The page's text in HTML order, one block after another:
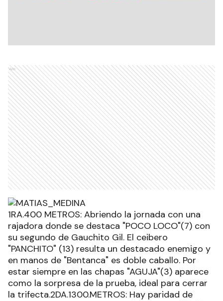
Ads
1RA.400 METROS: Abriendo la jornada con una
rajadora donde se destaca "POCO LOCO"(7) con
su segundo de Gauchito Gil. El ceibero
"PANCHITO" (13) resulta un destacado enemigo y
en manos de "Bentanca" es doble caballo. Por
estar siempre en las chapas "AGUJA"(3) aparece
como la sorpresa de la prueba, ideal para cerrar
la trifecta.2DA.1300.METROS: Hay paridad de